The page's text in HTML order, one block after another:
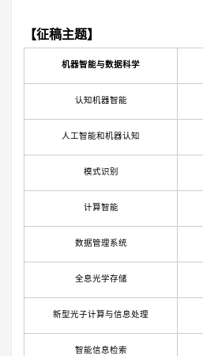
【征稿主题】
机器智能与数据科学
认知机器智能
人工智能和机器认知
模式识别
计算智能
数据管理系统
全息光学存储
新型光子计算与信息处理
智能信息检索